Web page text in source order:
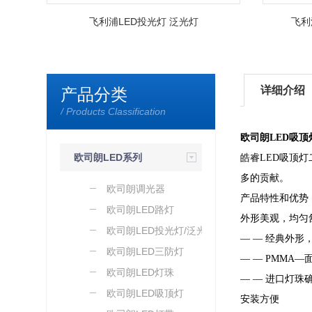
飞利浦LED投光灯 泛光灯 飞
产品分类
/ Products Classification
欧司朗LED系列
欧司朗调光器
欧司朗LED路灯
欧司朗LED投光灯/泛光灯
欧司朗LED三防灯
欧司朗LED灯珠
欧司朗LED吸顶灯
详细介绍
欧司朗LED吸顶
皓睿LED吸顶灯
多的贡献。
产品特性和优势
外形美观，均匀
— — 经典外形
— — PMMA—面
— — 进口灯珠
安装方便